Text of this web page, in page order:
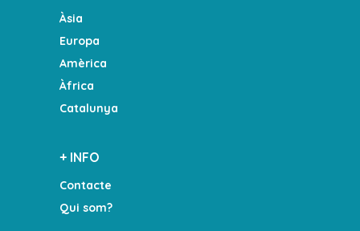
Àsia
Europa
Amèrica
Àfrica
Catalunya
+ INFO
Contacte
Qui som?